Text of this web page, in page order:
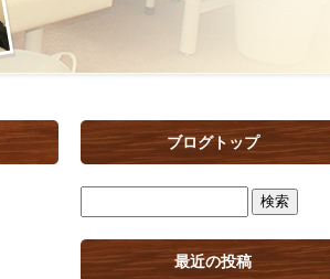
ブログトップ
最近の投稿